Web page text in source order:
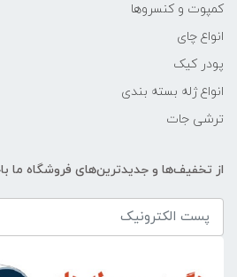
کمپوت و کنسروها
انواع چای
پودر کیک
انواع ژله بسته بندی
ترشی جات
از تخفیف‌ها و جدیدترین‌های فروشگاه ما